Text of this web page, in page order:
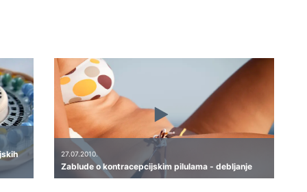
27.07.2010.
Zablude o kontracepcijskim pilulama - debljanje